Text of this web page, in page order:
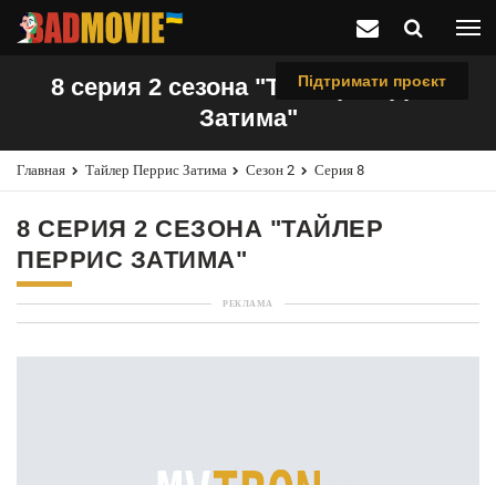
Підтримати проєкт
8 серия 2 сезона "Тайлер Перрис
Затима"
Главная Тайлер Перрис Затима Сезон 2 Серия 8
8 СЕРИЯ 2 СЕЗОНА "ТАЙЛЕР
ПЕРРИС ЗАТИМА"
РЕКЛАМА